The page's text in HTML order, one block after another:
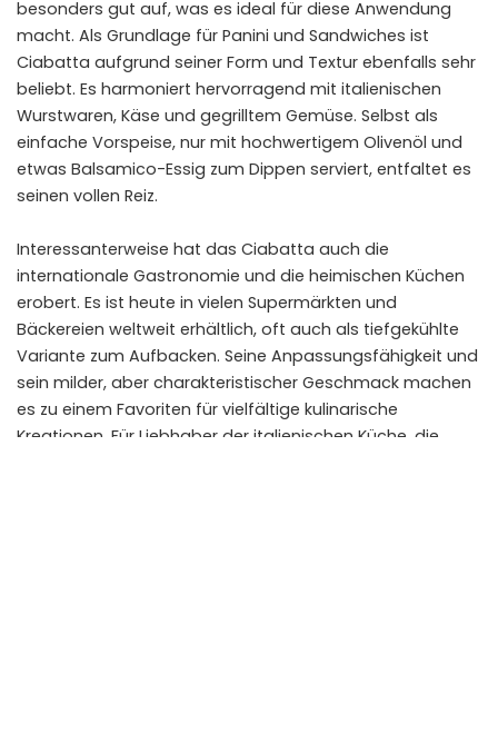
besonders gut auf, was es ideal für diese Anwendung
macht. Als Grundlage für Panini und Sandwiches ist
Ciabatta aufgrund seiner Form und Textur ebenfalls sehr
beliebt. Es harmoniert hervorragend mit italienischen
Wurstwaren, Käse und gegrilltem Gemüse. Selbst als
einfache Vorspeise, nur mit hochwertigem Olivenöl und
etwas Balsamico-Essig zum Dippen serviert, entfaltet es
seinen vollen Reiz.
Interessanterweise hat das Ciabatta auch die
internationale Gastronomie und die heimischen Küchen
erobert. Es ist heute in vielen Supermärkten und
Bäckereien weltweit erhältlich, oft auch als tiefgekühlte
Variante zum Aufbacken. Seine Anpassungsfähigkeit und
sein milder, aber charakteristischer Geschmack machen
es zu einem Favoriten für vielfältige kulinarische
Kreationen. Für Liebhaber der italienischen Küche, die